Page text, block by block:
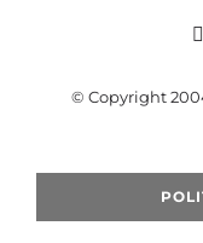
© Copyright